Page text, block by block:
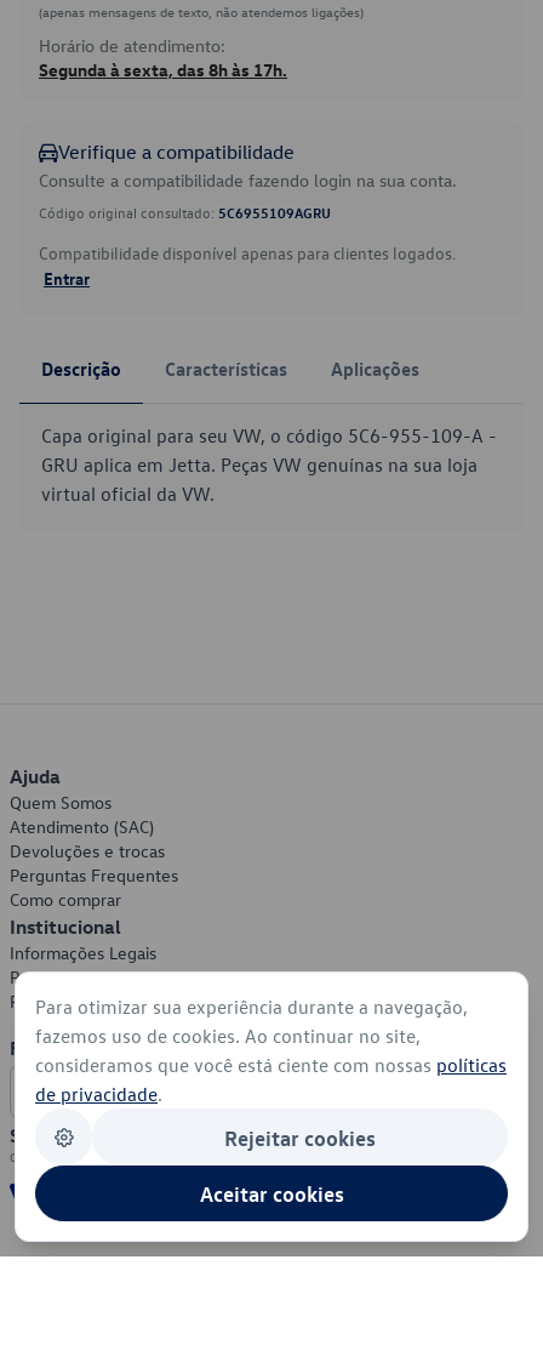
(apenas mensagens de texto, não atendemos ligações)
Horário de atendimento:
Segunda à sexta, das 8h às 17h.
Verifique a compatibilidade
Consulte a compatibilidade fazendo login na sua conta.
Código original consultado: 5C6955109AGRU
Compatibilidade disponível apenas para clientes logados.
Entrar
Descrição Características Aplicações
Capa original para seu VW, o código 5C6-955-109-A -
GRU aplica em Jetta. Peças VW genuínas na sua loja
virtual oficial da VW.
Ajuda
Quem Somos
Atendimento (SAC)
Devoluções e trocas
Perguntas Frequentes
Como comprar
Institucional
Informações Legais
Política de Privacidade
Política de Cookies
Formas de Pagamento
Segurança
Para otimizar sua experiência durante a navegação,
fazemos uso de cookies. Ao continuar no site,
consideramos que você está ciente com nossas políticas
de privacidade.
Rejeitar cookies
Aceitar cookies